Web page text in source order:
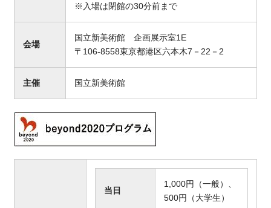
※入場は閉館の30分前まで
会場
国立新美術館 企画展示室1E
〒106-8558東京都港区六本木7－22－2
主催 国立新美術館
当日
1,000円（一般）、
500円（大学生）